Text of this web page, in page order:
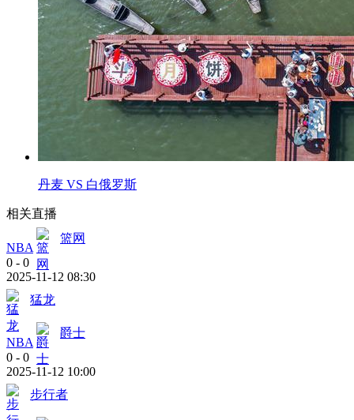
丹麦 VS 白俄罗斯
相关直播
NBA
篮网
0 - 0
2025-11-12 08:30
猛龙
NBA
爵士
0 - 0
2025-11-12 10:00
步行者